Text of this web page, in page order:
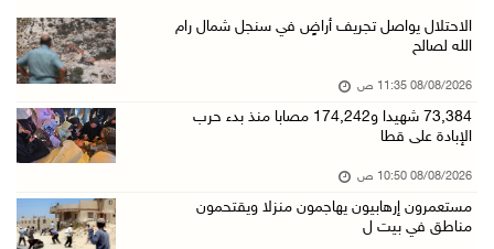
أبرز عناوين الصحف الفلسطينية
حالة الطقس: ارتفاع طفيف وموجة حر شديدة اعتبار ...
قوات الاحتلال تقتحم بيت فجار جنوب بيت لحم
الاحتلال يواصل تجريف أراضٍ في سنجل شمال رام
الله لصالح
08/08/2026 11:35 ص
73,384 شهيدا و174,242 مصابا منذ بدء حرب
الإبادة على قطا
08/08/2026 10:50 ص
مستعمرون إرهابيون يهاجمون منزلا ويقتحمون
مناطق في بيت ل